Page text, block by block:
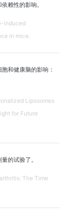
赖性的影响。
induced
in mice.
和健康脑的影响：
Liposomes
for Future
的试验了。
The Time